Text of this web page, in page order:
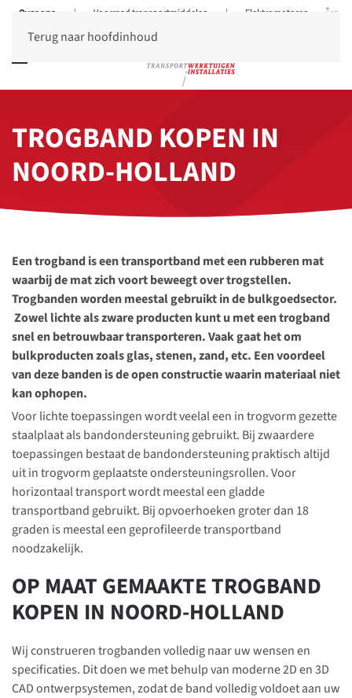
Terug naar hoofdinhoud
Over ons | Voorraad transportmiddelen | Elektromotoren
TROGBAND KOPEN IN
NOORD-HOLLAND
Een trogband is een transportband met een rubberen mat
waarbij de mat zich voort beweegt over trogstellen.
Trogbanden worden meestal gebruikt in de bulkgoedsector.
Zowel lichte als zware producten kunt u met een trogband
snel en betrouwbaar transporteren. Vaak gaat het om
bulkproducten zoals glas, stenen, zand, etc. Een voordeel
van deze banden is de open constructie waarin materiaal niet
kan ophopen.
Voor lichte toepassingen wordt veelal een in trogvorm gezette
staalplaat als bandondersteuning gebruikt. Bij zwaardere
toepassingen bestaat de bandondersteuning praktisch altijd
uit in trogvorm geplaatste ondersteuningsrollen. Voor
horizontaal transport wordt meestal een gladde
transportband gebruikt. Bij opvoerhoeken groter dan 18
graden is meestal een geprofileerde transportband
noodzakelijk.
OP MAAT GEMAAKTE TROGBAND
KOPEN IN NOORD-HOLLAND
Wij construeren trogbanden volledig naar uw wensen en
specificaties. Dit doen we met behulp van moderne 2D en 3D
CAD ontwerpsystemen, zodat de band volledig voldoet aan uw